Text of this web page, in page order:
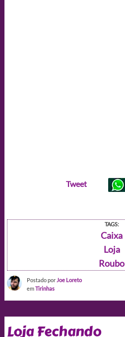
Tweet
TAGS:
Caixa
Loja
Roubo
Postado por Joe Loreto
emTirinhas
Loja Fechando